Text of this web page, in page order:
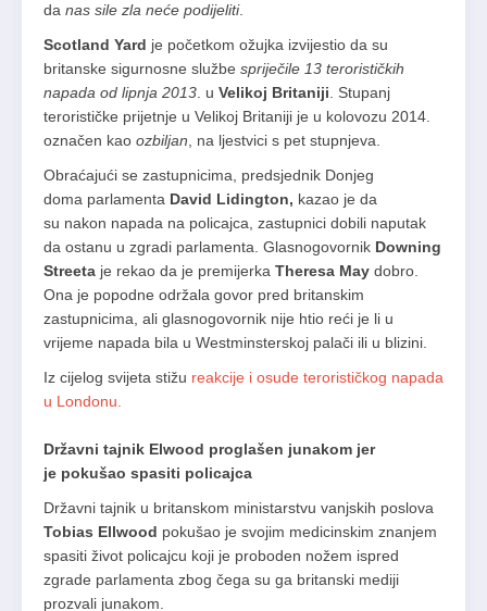
da nas sile zla neće podijeliti.
Scotland Yard je početkom ožujka izvijestio da su
britanske sigurnosne službe spriječile 13 terorističkih
napada od lipnja 2013 . u Velikoj Britaniji . Stupanj
terorističke prijetnje u Velikoj Britaniji je u kolovozu 2014.
označen kao ozbiljan , na ljestvici s pet stupnjeva.
Obraćajući se zastupnicima, predsjednik Donjeg
doma parlamenta David Lidington, kazao je da
su nakon napada na policajca, zastupnici dobili naputak
da ostanu u zgradi parlamenta. Glasnogovornik Downing
Streeta je rekao da je premijerka Theresa May dobro.
Ona je popodne održala govor pred britanskim
zastupnicima, ali glasnogovornik nije htio reći je li u
vrijeme napada bila u Westminsterskoj palači ili u blizini.
Iz cijelog svijeta stižu reakcije i osude terorističkog napada
u Londonu.
Državni tajnik Elwood proglašen junakom jer
je pokušao spasiti policajca
Državni tajnik u britanskom ministarstvu vanjskih poslova
Tobias Ellwood pokušao je svojim medicinskim znanjem
spasiti život policajcu koji je proboden nožem ispred
zgrade parlamenta zbog čega su ga britanski mediji
prozvali junakom.